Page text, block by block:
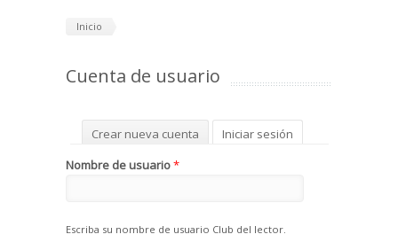
Inicio
Cuenta de usuario
Solapas principales
Crear nueva cuenta Iniciar sesión
Solicitar una nueva contraseña
Nombre de usuario*
Escriba su nombre de usuario Club del lector.